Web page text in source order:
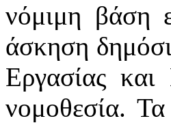
νόμιμη βάση
άσκηση
Εργασίας
νομοθεσία.